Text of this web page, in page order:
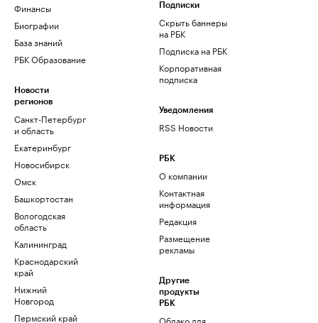
Финансы
Биографии
База знаний
РБК Образование
Новости
регионов
Санкт-Петербург
и область
Екатеринбург
Новосибирск
Омск
Башкортостан
Вологодская
область
Калининград
Краснодарский
край
Нижний
Новгород
Пермский край
Подписки
Скрыть баннеры
на РБК
Подписка на РБК
Корпоративная
подписка
Уведомления
RSS Новости
РБК
О компании
Контактная
информация
Редакция
Размещение
рекламы
Другие
продукты
РБК
Облако для